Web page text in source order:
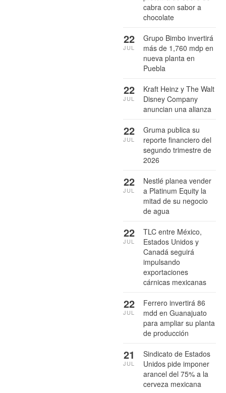
cabra con sabor a
chocolate
Grupo Bimbo invertirá
más de 1,760 mdp en
nueva planta en
Puebla
22
JUL
Kraft Heinz y The Walt
Disney Company
anuncian una alianza
22
JUL
Gruma publica su
reporte financiero del
segundo trimestre de
2026
22
JUL
Nestlé planea vender
a Platinum Equity la
mitad de su negocio
de agua
22
JUL
TLC entre México,
Estados Unidos y
Canadá seguirá
impulsando
exportaciones
cárnicas mexicanas
22
JUL
Ferrero invertirá 86
mdd en Guanajuato
para ampliar su planta
de producción
22
JUL
Sindicato de Estados
Unidos pide imponer
arancel del 75% a la
cerveza mexicana
21
JUL